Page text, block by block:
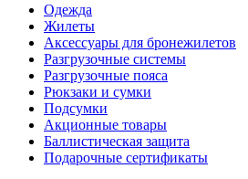
Одежда
Жилеты
Аксессуары для бронежилетов
Разгрузочные системы
Разгрузочные пояса
Рюкзаки и сумки
Подсумки
Акционные товары
Баллистическая защита
Подарочные сертификаты